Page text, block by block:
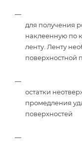
для получения
наклеенную по
ленту. Ленту
поверхностной
остатки
промедления
поверхностей